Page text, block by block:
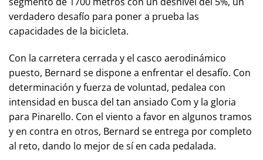
verdadero desafío para poner a prueba las
capacidades de la bicicleta.
Con la carretera cerrada y el casco aerodinámico
puesto, Bernard se dispone a enfrentar el desafío. Con
determinación y fuerza de voluntad, pedalea con
intensidad en busca del tan ansiado Com y la gloria
para Pinarello. Con el viento a favor en algunos tramos
y en contra en otros, Bernard se entrega por completo
al reto, dando lo mejor de sí en cada pedalada.